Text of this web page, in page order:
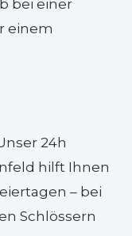
bei einer
einem
24h
hilft Ihnen
– bei
Schlössern